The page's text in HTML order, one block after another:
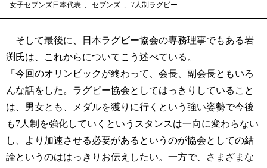
女子セブンズ日本代表 , セブンズ , 7人制ラグビー
そして最後に、日本ラグビー協会の専務理事でもある岩
渕氏は、これからについてこう述べている。
「今回のオリンピックが終わって、会長、副会長ともいろ
んな話をした。ラグビー協会としてはっきりしていること
は、男女とも、メダルを獲りに行くという強い姿勢で今後
も7人制を強化していくというスタンスは一向に変わらない
し、より加速させる必要があるというのが協会としての結
論というのははっきりお伝えしたい。一方で、さまざまな